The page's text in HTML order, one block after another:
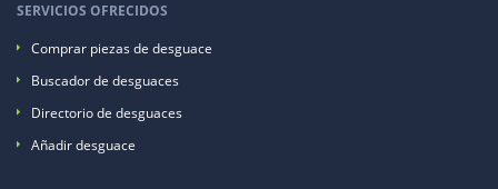
SERVICIOS OFRECIDOS
Comprar piezas de desguace
Buscador de desguaces
Directorio de desguaces
Añadir desguace